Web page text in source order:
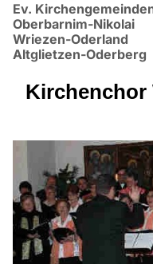
Ev.
Oberbarnim-Nikolai
Wriezen-Oderland
Altglietzen-Oderberg
Kirchenchor